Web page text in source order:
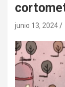
junio 13, 2024